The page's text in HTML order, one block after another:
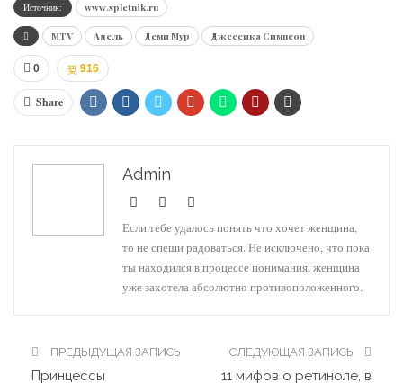
Источник: www.spletnik.ru
MTV Адель Деми Мур Джессика Симпсон
0 916
Share
Admin
Если тебе удалось понять что хочет женщина,
то не спеши радоваться. Не исключено, что пока
ты находился в процессе понимания, женщина
уже захотела абсолютно противоположенного.
ПРЕДЫДУЩАЯ ЗАПИСЬ
Принцессы
СЛЕДУЮЩАЯ ЗАПИСЬ
11 мифов о ретиноле, в